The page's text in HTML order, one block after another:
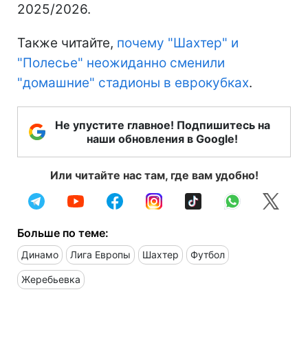
2025/2026.
Также читайте, почему "Шахтер" и
"Полесье" неожиданно сменили
"домашние" стадионы в еврокубках.
Не упустите главное! Подпишитесь на
наши обновления в Google!
Или читайте нас там, где вам удобно!
Больше по теме:
Динамо Лига Европы Шахтер Футбол
Жеребьевка